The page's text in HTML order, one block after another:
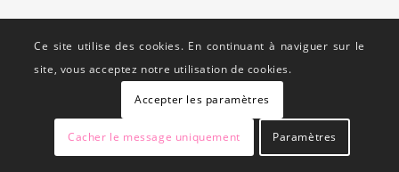
Ce site utilise des cookies. En continuant à naviguer sur le
site, vous acceptez notre utilisation de cookies.
Accepter les paramètres
Cacher le message uniquement Paramètres